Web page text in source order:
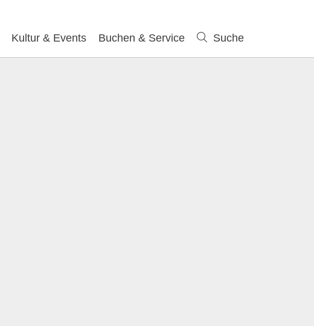
Kultur & Events Buchen & Service Suche